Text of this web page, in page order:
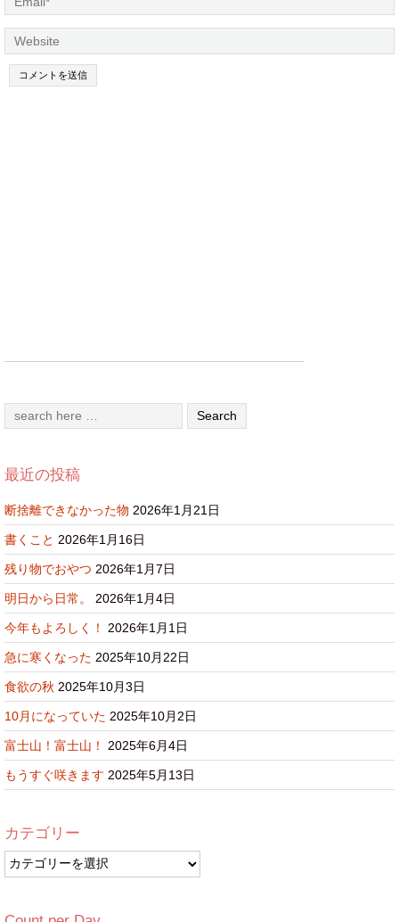
最近の投稿
断捨離できなかった物 2026年1月21日
書くこと 2026年1月16日
残り物でおやつ 2026年1月7日
明日から日常。 2026年1月4日
今年もよろしく！ 2026年1月1日
急に寒くなった 2025年10月22日
食欲の秋 2025年10月3日
10月になっていた 2025年10月2日
富士山！富士山！ 2025年6月4日
もうすぐ咲きます 2025年5月13日
カテゴリー
カ
テ
リ